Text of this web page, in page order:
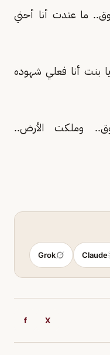
ما عتدت أنا أحني
بنت أنا فعلي شهوده
وملكت الأرض..
Claude
Grok
X
f